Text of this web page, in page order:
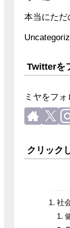
本当にただ
Twitterを
ミヤをフ
クリック
社